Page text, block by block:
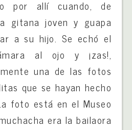
por allí cuando, de
gitana joven y guapa
a su hijo. Se echó el
al ojo y ¡zas!,
una de las fotos
que se hayan hecho
foto está en el Museo
era la bailaora